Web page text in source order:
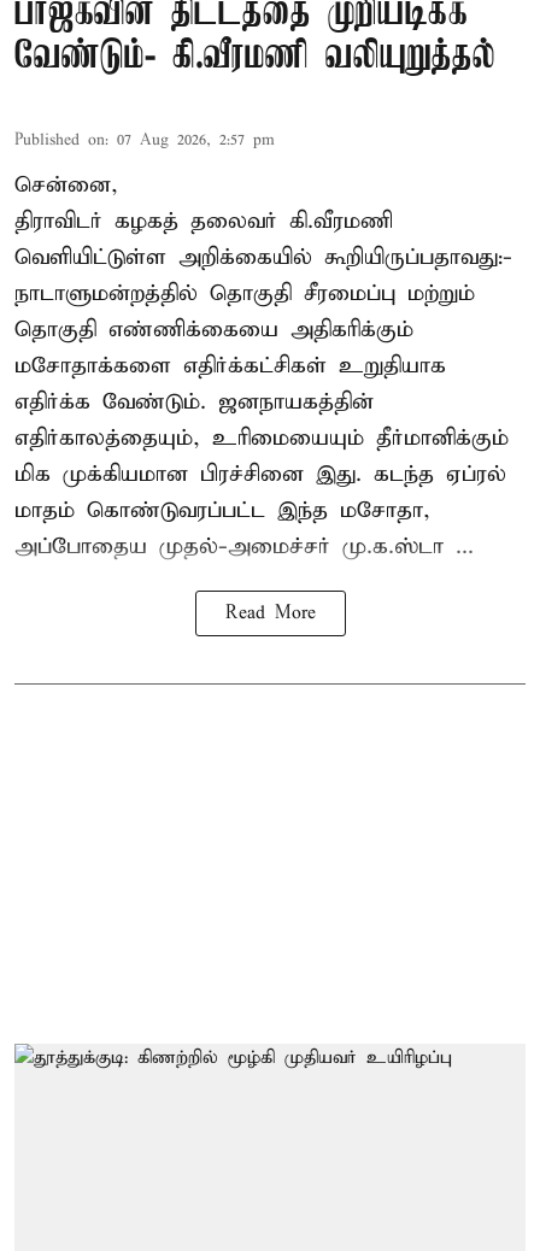
பாஜகவின் திட்டத்தை முறியடிக்க
வேண்டும்- கி.வீரமணி வலியுறுத்தல்
Published on: 07 Aug 2026, 2:57 pm
சென்னை,
திராவிடர் கழகத் தலைவர் கி.வீரமணி
வெளியிட்டுள்ள அறிக்கையில் கூறியிருப்பதாவது:-
நாடாளுமன்றத்தில் தொகுதி சீரமைப்பு மற்றும்
தொகுதி எண்ணிக்கையை அதிகரிக்கும்
மசோதாக்களை எதிர்க்கட்சிகள் உறுதியாக
எதிர்க்க வேண்டும். ஜனநாயகத்தின்
எதிர்காலத்தையும், உரிமையையும் தீர்மானிக்கும்
மிக முக்கியமான பிரச்சினை இது. கடந்த ஏப்ரல்
மாதம் கொண்டுவரப்பட்ட இந்த மசோதா,
அப்போதைய முதல்-அமைச்சர் மு.க.ஸ்டா ...
Read More